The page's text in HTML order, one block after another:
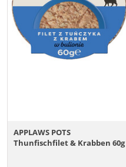
APPLAWS POTS
Thunfischfilet & Krabben 60g